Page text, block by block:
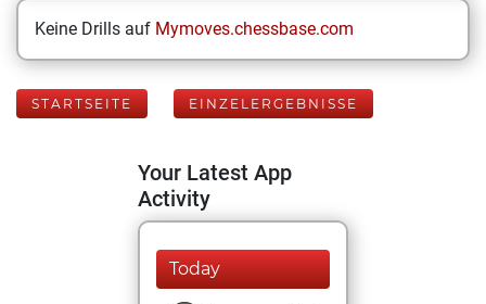
Keine Drills auf Mymoves.chessbase.com
STARTSEITE EINZELERGEBNISSE
Your Latest App
Activity
Today